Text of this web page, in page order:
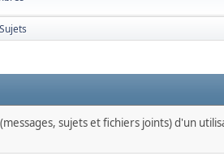
Sujets
sujets et fichiers joints) d'un